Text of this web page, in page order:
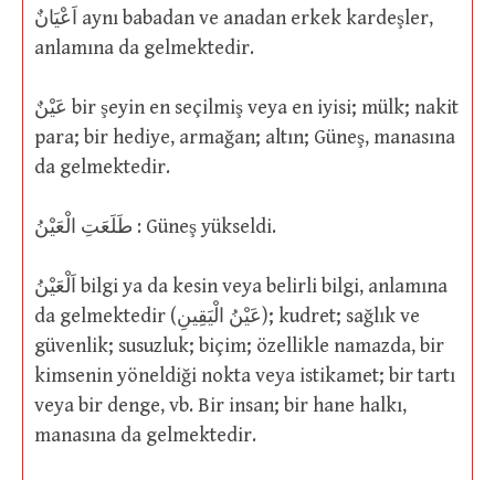
اَعْيَانٌ aynı babadan ve anadan erkek kardeşler,
anlamına da gelmektedir.
عَيْنٌ bir şeyin en seçilmiş veya en iyisi; mülk; nakit
para; bir hediye, armağan; altın; Güneş, manasına
da gelmektedir.
طَلَعَتِ الْعَيْنُ : Güneş yükseldi.
اَلْعَيْنُ bilgi ya da kesin veya belirli bilgi, anlamına
da gelmektedir (عَيْنُ الْيَقِينِ); kudret; sağlık ve
güvenlik; susuzluk; biçim; özellikle namazda, bir
kimsenin yöneldiği nokta veya istikamet; bir tartı
veya bir denge, vb. Bir insan; bir hane halkı,
manasına da gelmektedir.